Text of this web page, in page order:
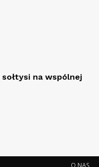
sołtysi na wspólnej
O NAS